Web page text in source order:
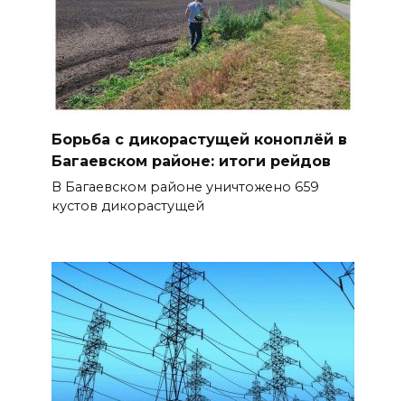
Борьба с дикорастущей коноплёй в
Багаевском районе: итоги рейдов
В Багаевском районе уничтожено 659
кустов дикорастущей